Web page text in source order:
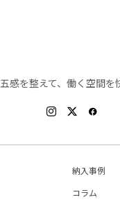
五感を整えて、働く空間を
納入事例
コラム